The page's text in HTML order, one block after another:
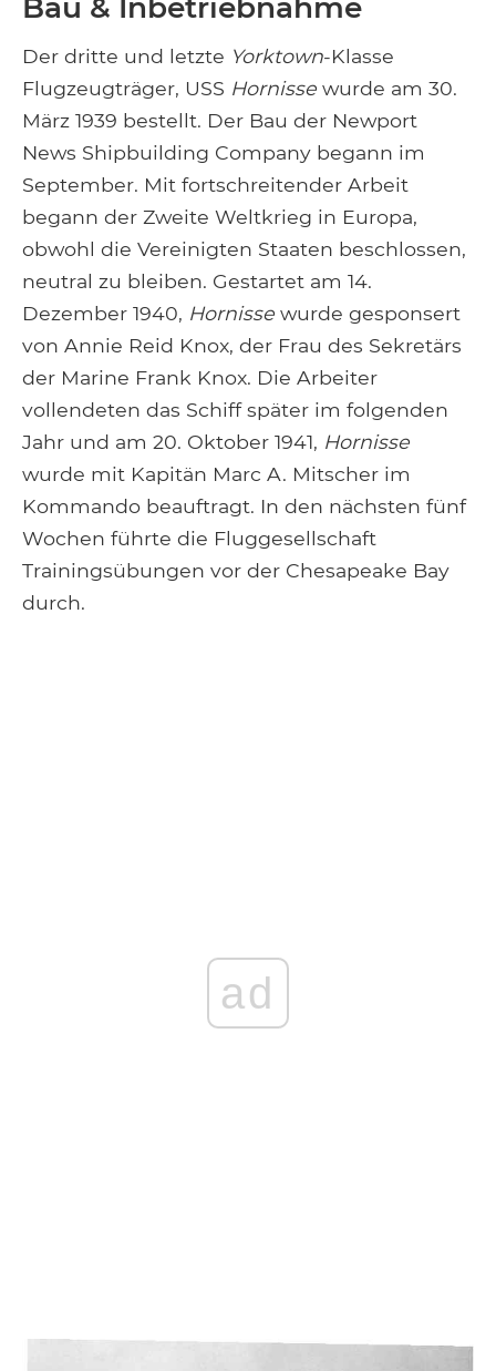
Bau & Inbetriebnahme
Der dritte und letzte Yorktown-Klasse
Flugzeugträger, USS Hornisse wurde am 30.
März 1939 bestellt. Der Bau der Newport
News Shipbuilding Company begann im
September. Mit fortschreitender Arbeit
begann der Zweite Weltkrieg in Europa,
obwohl die Vereinigten Staaten beschlossen,
neutral zu bleiben. Gestartet am 14.
Dezember 1940, Hornisse wurde gesponsert
von Annie Reid Knox, der Frau des Sekretärs
der Marine Frank Knox. Die Arbeiter
vollendeten das Schiff später im folgenden
Jahr und am 20. Oktober 1941, Hornisse
wurde mit Kapitän Marc A. Mitscher im
Kommando beauftragt. In den nächsten fünf
Wochen führte die Fluggesellschaft
Trainingsübungen vor der Chesapeake Bay
durch.
ad